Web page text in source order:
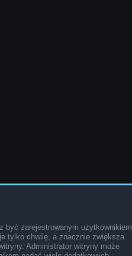
być zarejestrowanym użytkownikiem
tylko chwilę, a znacznie zwiększa
Administrator witryny może